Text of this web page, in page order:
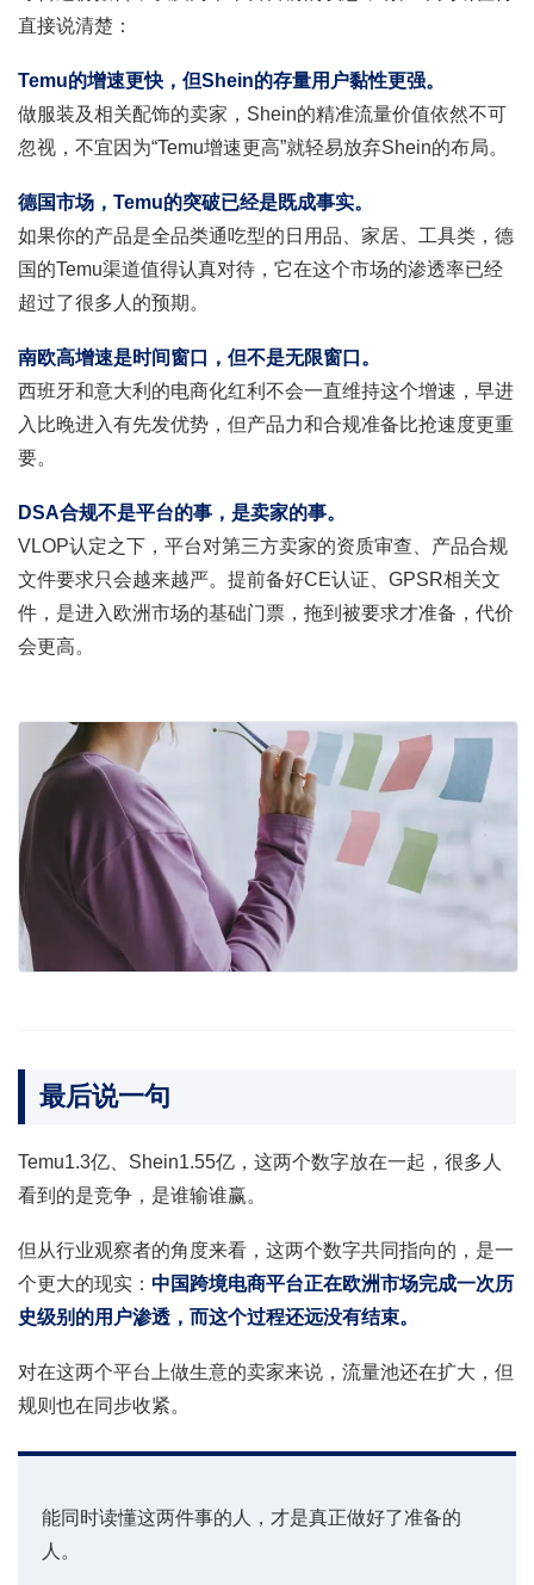
直接说清楚：
Temu的增速更快，但Shein的存量用户黏性更强。
做服装及相关配饰的卖家，Shein的精准流量价值依然不可
忽视，不宜因为“Temu增速更高”就轻易放弃Shein的布局。
德国市场，Temu的突破已经是既成事实。
如果你的产品是全品类通吃型的日用品、家居、工具类，德
国的Temu渠道值得认真对待，它在这个市场的渗透率已经
超过了很多人的预期。
南欧高增速是时间窗口，但不是无限窗口。
西班牙和意大利的电商化红利不会一直维持这个增速，早进
入比晚进入有先发优势，但产品力和合规准备比抢速度更重
要。
DSA合规不是平台的事，是卖家的事。
VLOP认定之下，平台对第三方卖家的资质审查、产品合规
文件要求只会越来越严。提前备好CE认证、GPSR相关文
件，是进入欧洲市场的基础门票，拖到被要求才准备，代价
会更高。
最后说一句
Temu1.3亿、Shein1.55亿，这两个数字放在一起，很多人
看到的是竞争，是谁输谁赢。
但从行业观察者的角度来看，这两个数字共同指向的，是一
个更大的现实： 中国跨境电商平台正在欧洲市场完成一次历
史级别的用户渗透，而这个过程还远没有结束。
对在这两个平台上做生意的卖家来说，流量池还在扩大，但
规则也在同步收紧。
能同时读懂这两件事的人，才是真正做好了准备的
人。